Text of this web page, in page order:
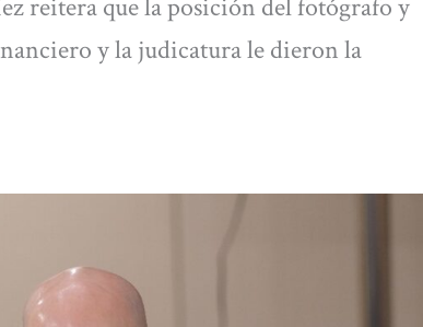
reitera que la posición del fotógrafo y
y la judicatura le dieron la